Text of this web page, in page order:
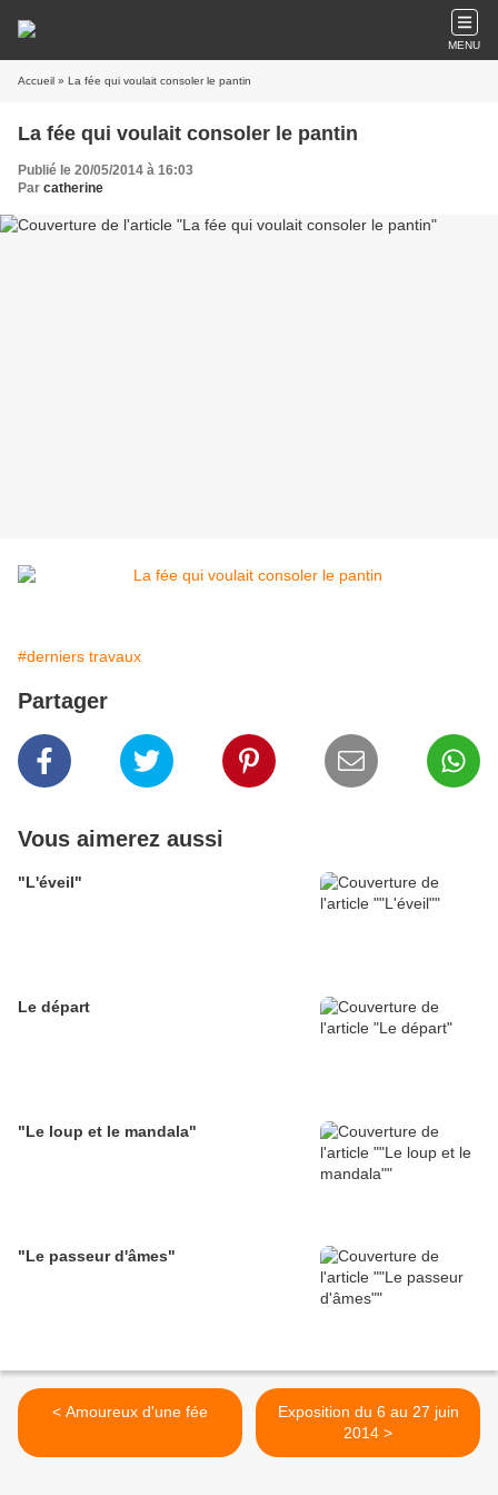
MENU
Accueil » La fée qui voulait consoler le pantin
La fée qui voulait consoler le pantin
Publié le 20/05/2014 à 16:03
Par catherine
#derniers travaux
Partager
Vous aimerez aussi
"L'éveil"
Le départ
"Le loup et le mandala"
"Le passeur d'âmes"
< Amoureux d'une fée
Exposition du 6 au 27 juin
2014 >